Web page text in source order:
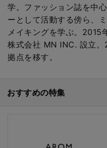
学。ファッション誌を中
ーとして活動する傍ら、
メイキングを学ぶ。2015
株式会社 MN INC. 設立
拠点を移す。
おすすめの特集